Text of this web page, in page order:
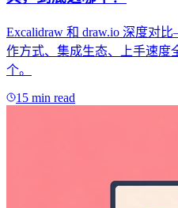
Excalidraw 和 draw.io 深度对
作方式、集成生态、上手速度
个。
15 min read